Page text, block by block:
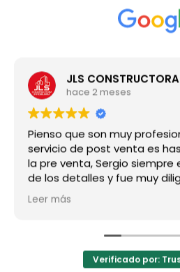
JLS
hace 2 meses
Pienso que son muy
servicio de post venta es
la pre venta, Sergio
de los detalles y fue muy
preguntas, super
ha ido increíble!!!
Leer más
Verificado por: